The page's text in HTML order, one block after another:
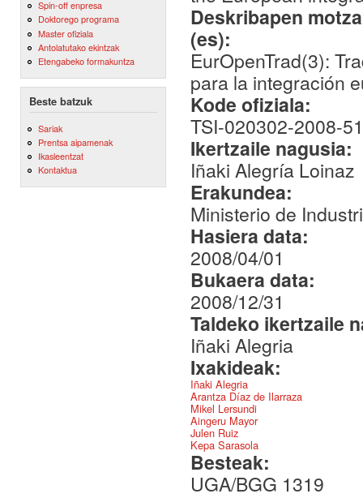
Spin-off enpresa
Doktorego programa
Master ofiziala
Antolatutako ekintzak
Etengabeko formakuntza
Beste batzuk
Sariak
Prentsa aipamenak
Ikasleentzat
Kontaktua
Deskribapen
(es):
EurOpenTrad(3):
para la integración
Kode ofiziala:
TSI-020302-2008-51
Ikertzaile nagusia:
Iñaki Alegría Loinaz
Erakundea:
Ministerio de
Hasiera data:
2008/04/01
Bukaera data:
2008/12/31
Taldeko ikertzaile
Iñaki Alegria
Ixakideak:
Iñaki Alegria
Arantza Díaz de Ilarraza
Mikel Lersundi
Aingeru Mayor
Julen Ruiz
Kepa Sarasola
Besteak:
UGA/BGG 1319